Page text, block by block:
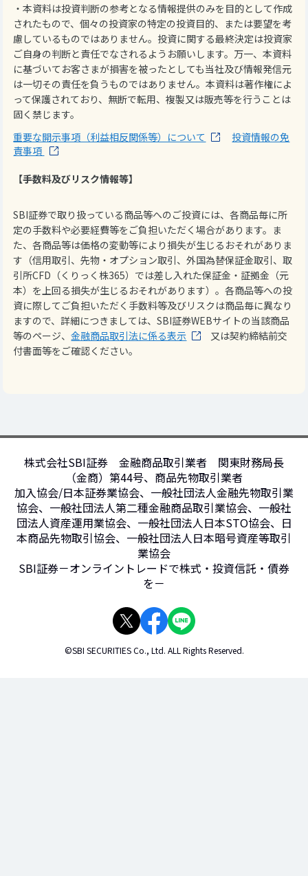
・本資料は投資判断の参考となる情報提供のみを目的として作成
されたもので、個々の投資家の特定の投資目的、または要望を考
慮しているものではありません。投資に関する最終決定は投資家
ご自身の判断と責任でなされるようお願いします。万一、本資料
に基づいてお客さまが損害を被ったとしても当社及び情報発信元
は一切その責任を負うものではありません。本資料は著作権によ
って保護されており、無断で転用、複製又は販売等を行うことは
固く禁じます。
重要な開示事項（利益相反関係等）について
投資情報の免
責事項
【手数料及びリスク情報等】
SBI証券で取り扱っている商品等へのご投資には、各商品毎に所
定の手数料や必要経費等をご負担いただく場合があります。ま
た、各商品等は価格の変動等により損失が生じるおそれがありま
す（信用取引、先物・オプション取引、外国為替保証金取引、取
引所CFD（くりっく株365）では差し入れた保証金・証拠金（元
本）を上回る損失が生じるおそれがあります）。各商品等への投
資に際してご負担いただく手数料等及びリスクは商品毎に異なり
ますので、詳細につきましては、SBI証券WEBサイトの当該商品
等のページ、金融商品取引法に係る表示
又は契約締結前交
付書面等をご確認ください。
株式会社SBI証券 金融商品取引業者 関東財務局長
（金商）第44号、商品先物取引業者
加入協会/日本証券業協会、一般社団法人金融先物取引業
協会、一般社団法人第二種金融商品取引業協会、一般社
団法人資産運用業協会、一般社団法人日本STO協会、日
本商品先物取引協会、一般社団法人日本暗号資産等取引
業協会
SBI証券－オンライントレードで株式・投資信託・債券
を－
©SBI SECURITIES Co., Ltd. ALL Rights Reserved.